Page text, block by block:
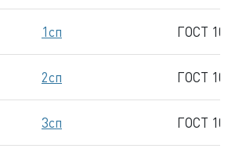
1сп ГОСТ
2сп ГОСТ
3сп ГОСТ